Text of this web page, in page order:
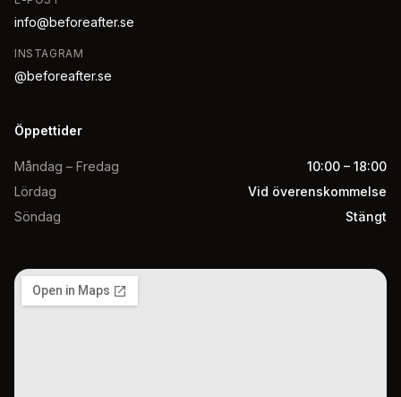
info@beforeafter.se
INSTAGRAM
@beforeafter.se
Öppettider
Måndag – Fredag
10:00 – 18:00
Lördag
Vid överenskommelse
Söndag
Stängt